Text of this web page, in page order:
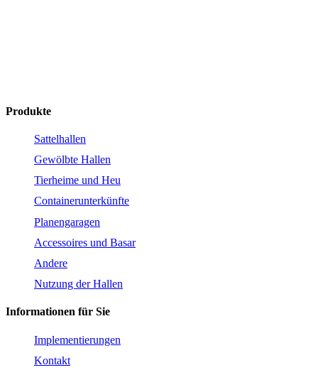
Produkte
Sattelhallen
Gewölbte Hallen
Tierheime und Heu
Containerunterkünfte
Planengaragen
Accessoires und Basar
Andere
Nutzung der Hallen
Informationen für Sie
Implementierungen
Kontakt